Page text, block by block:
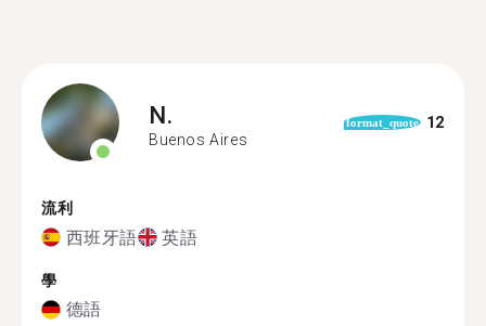
N.
Buenos Aires
format_quote 12
流利
西班牙語 英語
學
德語